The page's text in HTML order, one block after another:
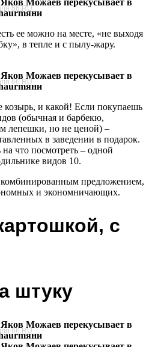
66.RU
ее можно на месте, «не выходя
в тепле и с пылу-жару.
66.RU
козырь, и какой! Если покупаешь
(обычная и барбекю,
лепешки, но не ценой) –
в заведении в подарок.
что посмотреть – одной
видов 10.
комбинированным предложением,
и экономничающих.
с
штуку
66.RU